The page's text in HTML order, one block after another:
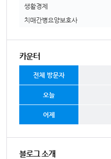
생활경제
치매간병요양보호사
카운터
전체 방문자
오늘
어제
블로그 소개